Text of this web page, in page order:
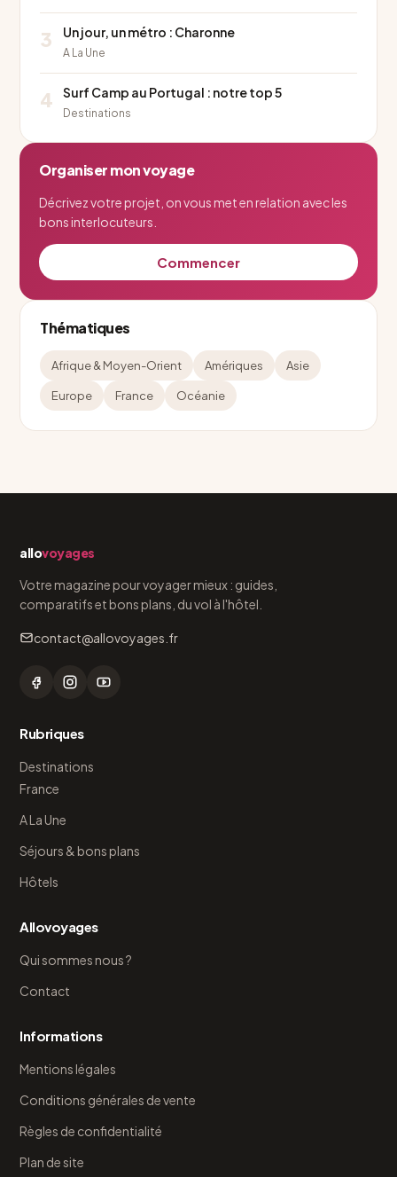
3 Un jour, un métro : Charonne
A La Une
4 Surf Camp au Portugal : notre top 5
Destinations
Organiser mon voyage
Décrivez votre projet, on vous met en relation avec les
bons interlocuteurs.
Commencer
Thématiques
Afrique & Moyen-Orient Amériques Asie
Europe France Océanie
allovoyages
Votre magazine pour voyager mieux : guides,
comparatifs et bons plans, du vol à l'hôtel.
contact@allovoyages.fr
Rubriques
Destinations
France
A La Une
Séjours & bons plans
Hôtels
Allovoyages
Qui sommes nous ?
Contact
Informations
Mentions légales
Conditions générales de vente
Règles de confidentialité
Plan de site